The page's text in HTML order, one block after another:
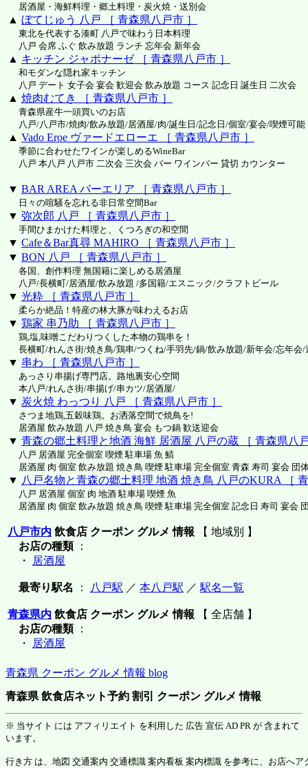
居酒屋・海鮮料理・郷土料理・炭火焼・送別会
▲ ぼてじゅう 八戸 ［ 青森県八戸市 ］
東北を代表する湊町 八戸で味わう日本料理
八戸 会席 ふぐ 飲み放題 ランチ 忘年会 新年会
▲ キッチン ジャポナーゼ ［ 青森県八戸市 ］
和モダンな隠れ家キッチン
八戸 デート 女子会 宴会 歓迎会 飲み放題 コース 記念日 誕生日 二次会
▲ 焼肉むてき ［ 青森県八戸市 ］
青森県産牛一頭買いのお店
八戸/八戸市/焼肉/飲み放題/居酒屋/肉/誕生日/記念日/個室/宴会/喫煙可能
▲ Vado Eroe ヴァードエローエ ［ 青森県八戸市 ］
季節に合わせたワインが楽しめるWineBar
八戸 本八戸 八戸市 二次会 三次会 バー ワインバー 貸切 カウンター
▼ BAR AREA バーエリア ［ 青森県八戸市 ］
日々の喧騒を忘れる非日常空間Bar
▼ 弥次郎 八戸 ［ 青森県八戸市 ］
手間ひまかけた料理と、くつろぎの和空間
▼ Cafe＆Bar真尋 MAHIRO ［ 青森県八戸市 ］
▼ BON 八戸 ［ 青森県八戸市 ］
各国、創作料理 無国籍に楽しめる居酒屋
八戸/長横町/居酒屋/飲み放題 /多国籍/エスニック/クラフトビール
▼ 光粋 ［ 青森県八戸市 ］
柔らか絶品！特産の林大豚が味わえるお店
▼ 鶏家 串乃助 ［ 青森県八戸市 ］
鶏,塩,味噌こだわりつくした本物の鶏串を！
長横町/れんさ街/焼き鳥/鶏串/つくね/手羽先/鍋/飲み放題/新年会/忘年会/
▼ 串わ ［ 青森県八戸市 ］
あっさり串揚げ専門店。路地裏安心空間
本八戸/れんさ街/串揚げ/串カツ/居酒屋/
▼ 炭火焼 わっつり 八戸 ［ 青森県八戸市 ］
さつま地鶏,五穀味鶏。お洒落空間で焼鳥を!
居酒屋 飲み放題 八戸 焼き鳥 宴会 もつ鍋 歓送迎会
▼ 青森の郷土料理と地酒 海鮮 居酒屋 八戸の蔵 ［ 青森県八
八戸 居酒屋 完全個室 喫煙 駐車場 魚 鯖
居酒屋 肉 個室 飲み放題 焼き鳥 喫煙 駐車場 完全個室 青森 寿司 宴会 団
▼ 八戸名物と青森の郷土料理 地酒 焼き鳥 八戸のKURA ［
八戸 居酒屋 個室 肉 地酒 駐車場 喫煙 魚
居酒屋 肉 個室 飲み放題 焼き鳥 喫煙 駐車場 完全個室 記念日 寿司 宴会
八戸市内 飲食店 クーポン グルメ 情報 【 地域別 】
お店の種類：
・
居酒屋
最寄り駅名 ： 八戸駅 ／ 本八戸駅 ／ 駅名一覧
青森県内 飲食店 クーポン グルメ 情報 【 全店舗 】
お店の種類：
・
居酒屋
青森県 クーポン グルメ 情報 blog
青森県 飲食店ネット予約 割引 クーポン グルメ 情報
※ 当サイト には アフィリエイト を利用した 広告 宣伝 AD PR が 含まれて
います。
行き方 は、地図 交通案内 交通標識 案内看板 案内標識 を参考に、お店へア